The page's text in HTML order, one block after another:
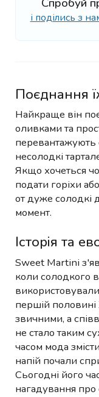
Спробуй
і поділись з
Поєднання
Найкраще він
оливками та
перевантажують
несолодкі
Якщо хочеться
подати горіхи
от дуже солодкі
момент.
Історія та
Sweet Martini
коли солодкого
першій половині
звичними, а
не стало таким
часом мода
напій почали
Сьогодні його
нагадування про